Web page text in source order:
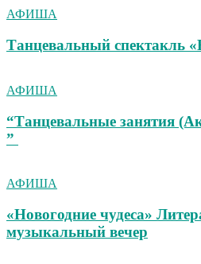
АФИША
Танцевальный спектакль
АФИША
“Танцевальные занятия
”
АФИША
«Новогодние чудеса»
музыкальный вечер